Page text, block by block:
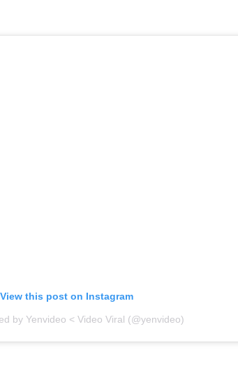
View this post on Instagram
by Yenvideo < Video Viral (@yenvideo)